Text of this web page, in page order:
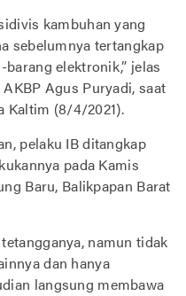
kambuhan yang
sebelumnya tertangkap
elektronik,” jelas
Agus Puryadi, saat
Kaltim (8/4/2021).
pelaku IB ditangkap
pada Kamis
Baru, Balikpapan Barat
namun tidak
dan hanya
langsung membawa